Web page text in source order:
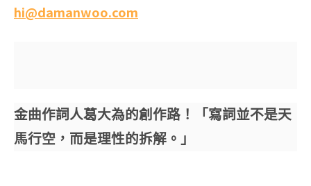
hi@damanwoo.com
金曲作詞人葛大為的創作路！「寫詞並不是天
馬行空，而是理性的拆解。」